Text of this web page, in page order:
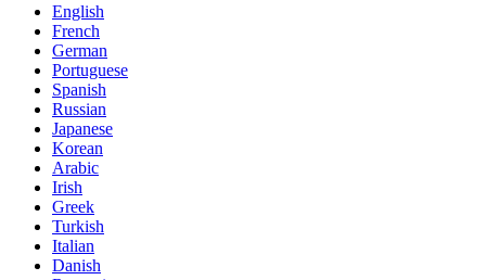
English
French
German
Portuguese
Spanish
Russian
Japanese
Korean
Arabic
Irish
Greek
Turkish
Italian
Danish